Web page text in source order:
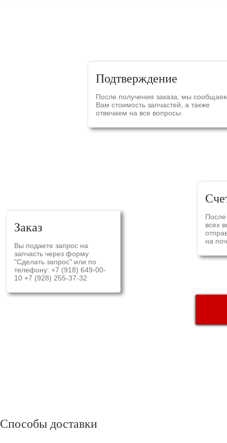
Заказ
Вы подаете запрос на
запчасть через форму
"Сделать запрос" или по
телефону: +7 (918) 649-00-
10 +7 (928) 255-37-32
Подтверждение
После получения заказа, мы
Вам стоимость запчастей, а также
отвечаем на все вопросы.
После
всех
на
Способы доставки